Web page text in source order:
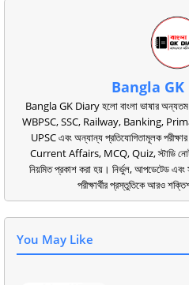
Bangla
Bangla GK Diary হলো বাংলা ভাষার অন্যতম
WBPSC, SSC, Railway, Banking,
UPSC এবং অন্যান্য প্রতিযোগিতামূলক
Current Affairs, MCQ, Quiz, স্টাডি
নিয়মিত প্রকাশ করা হয়। নির্ভুল, আপডেটেড এবং
পরীক্ষার্থীর প্রস্তুতিকে আরও
You May Like